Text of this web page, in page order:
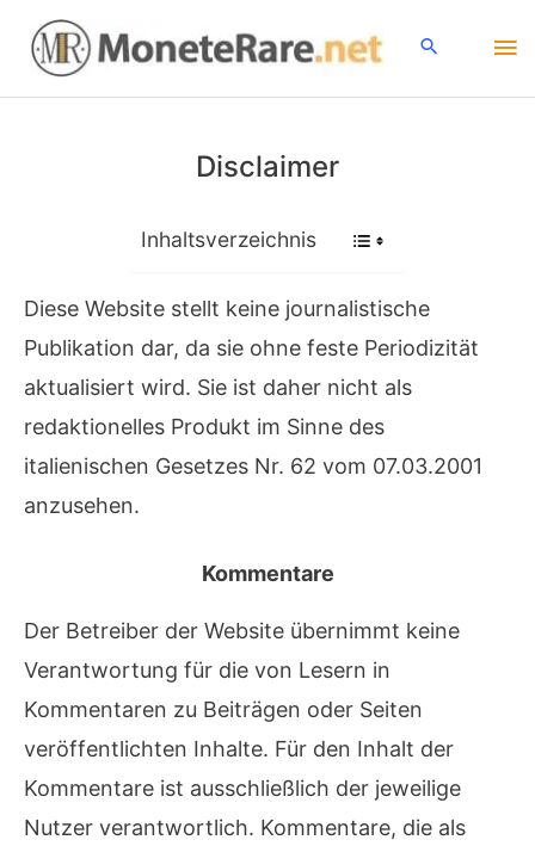
Inhalt
springen
Disclaimer
Inhaltsverzeichnis
Diese Website stellt keine journalistische
Publikation dar, da sie ohne feste Periodizität
aktualisiert wird. Sie ist daher nicht als
redaktionelles Produkt im Sinne des
italienischen Gesetzes Nr. 62 vom 07.03.2001
anzusehen.
Kommentare
Der Betreiber der Website übernimmt keine
Verantwortung für die von Lesern in
Kommentaren zu Beiträgen oder Seiten
veröffentlichten Inhalte. Für den Inhalt der
Kommentare ist ausschließlich der jeweilige
Nutzer verantwortlich. Kommentare, die als